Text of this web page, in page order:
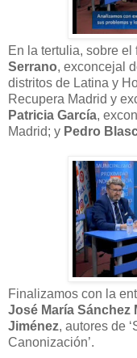
En la tertulia, sobre
Serrano, exconcejal
distritos de Latina y
Recupera Madrid y
Patricia García,
Madrid; y Pedro
Finalizamos con la
José María Sánchez
Jiménez, autores de
Canonización’.